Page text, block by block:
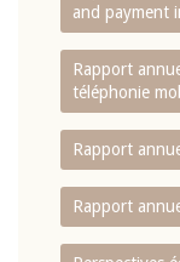
and payment
Rapport
téléphonie
Rapport
Rapport